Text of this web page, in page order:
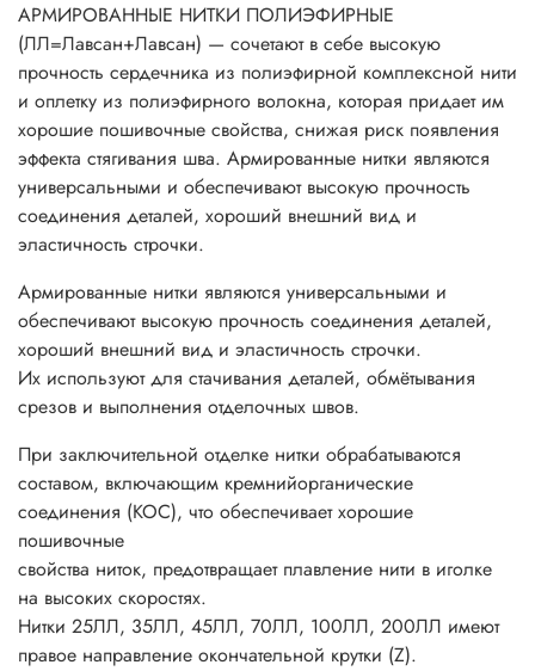
АРМИРОВАННЫЕ НИТКИ ПОЛИЭФИРНЫЕ
(ЛЛ=Лавсан+Лавсан) — сочетают в себе высокую
прочность сердечника из полиэфирной комплексной нити
и оплетку из полиэфирного волокна, которая придает им
хорошие пошивочные свойства, снижая риск появления
эффекта стягивания шва. Армированные нитки являются
универсальными и обеспечивают высокую прочность
соединения деталей, хороший внешний вид и
эластичность строчки.
Армированные нитки являются универсальными и
обеспечивают высокую прочность соединения деталей,
хороший внешний вид и эластичность строчки.
Их используют для стачивания деталей, обмётывания
срезов и выполнения отделочных швов.
При заключительной отделке нитки обрабатываются
составом, включающим кремнийорганические
соединения (КОС), что обеспечивает хорошие
пошивочные
свойства ниток, предотвращает плавление нити в иголке
на высоких скоростях.
Нитки 25ЛЛ, 35ЛЛ, 45ЛЛ, 70ЛЛ, 100ЛЛ, 200ЛЛ имеют
правое направление окончательной крутки (Z).